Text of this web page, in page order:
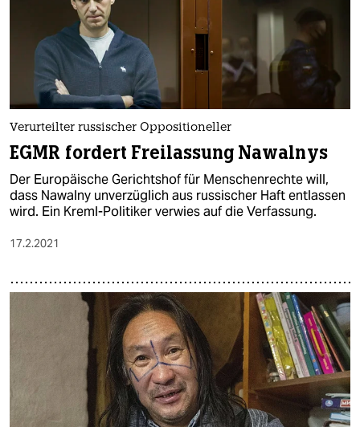
Verurteilter russischer Oppositioneller
EGMR fordert Freilassung Nawalnys
Der Europäische Gerichtshof für Menschenrechte will,
dass Nawalny unverzüglich aus russischer Haft entlassen
wird. Ein Kreml-Politiker verwies auf die Verfassung.
17.2.2021